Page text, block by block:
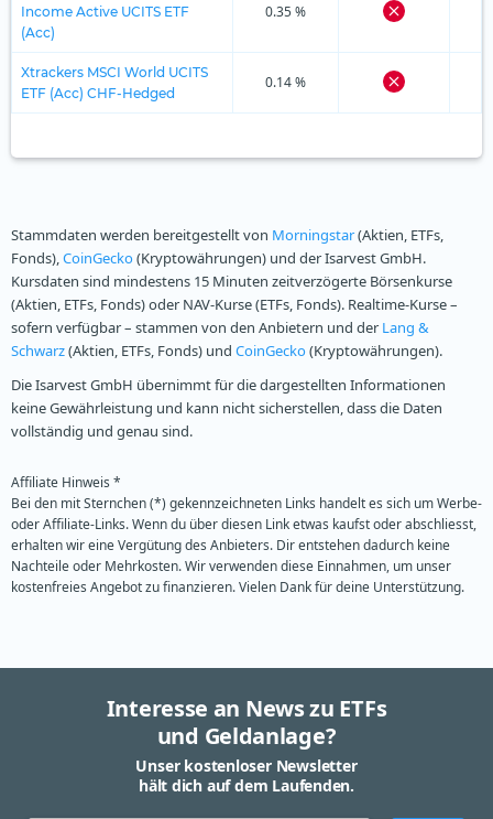
Income Active UCITS ETF
(Acc)
0.35 %
Xtrackers MSCI World UCITS
ETF (Acc) CHF-Hedged
0.14 %
Stammdaten werden bereitgestellt von Morningstar(Aktien, ETFs,
Fonds), CoinGecko(Kryptowährungen) und der Isarvest GmbH.
Kursdaten sind mindestens 15 Minuten zeitverzögerte Börsenkurse
(Aktien, ETFs, Fonds) oder NAV-Kurse (ETFs, Fonds). Realtime-Kurse –
sofern verfügbar – stammen von den Anbietern und der Lang &
Schwarz(Aktien, ETFs, Fonds) und CoinGecko(Kryptowährungen).
Die Isarvest GmbH übernimmt für die dargestellten Informationen
keine Gewährleistung und kann nicht sicherstellen, dass die Daten
vollständig und genau sind.
Affiliate Hinweis *
Bei den mit Sternchen (*) gekennzeichneten Links handelt es sich um Werbe-
oder Affiliate-Links. Wenn du über diesen Link etwas kaufst oder abschliesst,
erhalten wir eine Vergütung des Anbieters. Dir entstehen dadurch keine
Nachteile oder Mehrkosten. Wir verwenden diese Einnahmen, um unser
kostenfreies Angebot zu finanzieren. Vielen Dank für deine Unterstützung.
Interesse an News zu ETFs
und Geldanlage?
Unser kostenloser Newsletter
hält dich auf dem Laufenden.